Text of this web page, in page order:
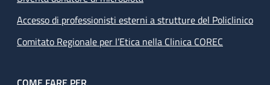
Accesso di professionisti esterni a strutture del Policlinico
Comitato Regionale per l’Etica nella Clinica COREC